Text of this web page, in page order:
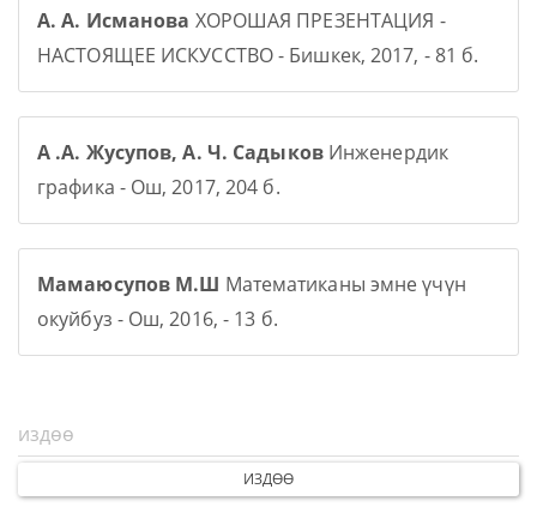
А. А. Исманова ХОРОШАЯ ПРЕЗЕНТАЦИЯ -
НАСТОЯЩЕЕ ИСКУССТВО - Бишкек, 2017, - 81 б.
А .А. Жусупов, А. Ч. Садыков Инженердик
графика - Ош, 2017, 204 б.
Мамаюсупов М.Ш Математиканы эмне үчүн
окуйбуз - Ош, 2016, - 13 б.
ИЗДӨӨ